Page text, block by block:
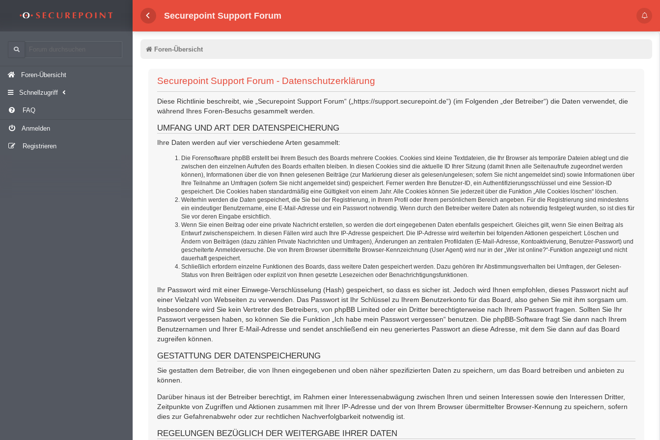
Securepoint Support Forum
Foren-Übersicht
Schnellzugriff
FAQ
Anmelden
Registrieren
Foren-Übersicht
Securepoint Support Forum - Datenschutzerklärung
Diese Richtlinie beschreibt, wie „Securepoint Support Forum“ („https://support.securepoint.de“) (im Folgenden „der Betreiber“) die Daten verwendet, die
während Ihres Foren-Besuchs gesammelt werden.
UMFANG UND ART DER DATENSPEICHERUNG
Ihre Daten werden auf vier verschiedene Arten gesammelt:
Die Forensoftware phpBB erstellt bei Ihrem Besuch des Boards mehrere Cookies. Cookies sind kleine Textdateien, die Ihr Browser als temporäre Dateien ablegt und die
zwischen den einzelnen Aufrufen des Boards erhalten bleiben. In diesen Cookies sind die aktuelle ID Ihrer Sitzung (damit Ihnen alle Seitenaufrufe zugeordnet werden
können), Informationen über die von Ihnen gelesenen Beiträge (zur Markierung dieser als gelesen/ungelesen; sofern Sie nicht angemeldet sind) sowie Informationen über
Ihre Teilnahme an Umfragen (sofern Sie nicht angemeldet sind) gespeichert. Ferner werden Ihre Benutzer-ID, ein Authentifizierungsschlüssel und eine Session-ID
gespeichert. Die Cookies haben standardmäßig eine Gültigkeit von einem Jahr. Alle Cookies können Sie jederzeit über die Funktion „Alle Cookies löschen“ löschen.
Weiterhin werden die Daten gespeichert, die Sie bei der Registrierung, in Ihrem Profil oder Ihrem persönlichem Bereich angeben. Für die Registrierung sind mindestens
ein eindeutiger Benutzername, eine E-Mail-Adresse und ein Passwort notwendig. Wenn durch den Betreiber weitere Daten als notwendig festgelegt wurden, so ist dies für
Sie vor deren Eingabe ersichtlich.
Wenn Sie einen Beitrag oder eine private Nachricht erstellen, so werden die dort eingegebenen Daten ebenfalls gespeichert. Gleiches gilt, wenn Sie einen Beitrag als
Entwurf zwischenspeichern. In diesen Fällen wird auch Ihre IP-Adresse gespeichert. Die IP-Adresse wird weiterhin bei folgenden Aktionen gespeichert: Löschen und
Ändern von Beiträgen (dazu zählen Private Nachrichten und Umfragen), Änderungen an zentralen Profildaten (E-Mail-Adresse, Kontoaktivierung, Benutzer-Passwort) und
gescheiterte Anmeldeversuche. Die von Ihrem Browser übermittelte Browser-Kennzeichnung (User Agent) wird nur in der „Wer ist online?“-Funktion angezeigt und nicht
dauerhaft gespeichert.
Schließlich erfordern einzelne Funktionen des Boards, dass weitere Daten gespeichert werden. Dazu gehören Ihr Abstimmungsverhalten bei Umfragen, der Gelesen-
Status von Ihren Beiträgen oder explizit von Ihnen gesetzte Lesezeichen oder Benachrichtigungsfunktionen.
Ihr Passwort wird mit einer Einwege-Verschlüsselung (Hash) gespeichert, so dass es sicher ist. Jedoch wird Ihnen empfohlen, dieses Passwort nicht auf
einer Vielzahl von Webseiten zu verwenden. Das Passwort ist Ihr Schlüssel zu Ihrem Benutzerkonto für das Board, also gehen Sie mit ihm sorgsam um.
Insbesondere wird Sie kein Vertreter des Betreibers, von phpBB Limited oder ein Dritter berechtigterweise nach Ihrem Passwort fragen. Sollten Sie Ihr
Passwort vergessen haben, so können Sie die Funktion „Ich habe mein Passwort vergessen“ benutzen. Die phpBB-Software fragt Sie dann nach Ihrem
Benutzernamen und Ihrer E-Mail-Adresse und sendet anschließend ein neu generiertes Passwort an diese Adresse, mit dem Sie dann auf das Board
zugreifen können.
GESTATTUNG DER DATENSPEICHERUNG
Sie gestatten dem Betreiber, die von Ihnen eingegebenen und oben näher spezifizierten Daten zu speichern, um das Board betreiben und anbieten zu
können.
Darüber hinaus ist der Betreiber berechtigt, im Rahmen einer Interessenabwägung zwischen Ihren und seinen Interessen sowie den Interessen Dritter,
Zeitpunkte von Zugriffen und Aktionen zusammen mit Ihrer IP-Adresse und der von Ihrem Browser übermittelter Browser-Kennung zu speichern, sofern
dies zur Gefahrenabwehr oder zur rechtlichen Nachverfolgbarkeit notwendig ist.
REGELUNGEN BEZÜGLICH DER WEITERGABE IHRER DATEN